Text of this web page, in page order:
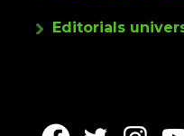
Editorials